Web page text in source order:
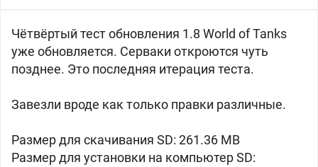
Чётвёртый тест обновления 1.8 World of Tanks
уже обновляется. Серваки откроются чуть
позднее. Это последняя итерация теста.
Завезли вроде как только правки различные.
Размер для скачивания SD: 261.36 MB
Размер для установки на компьютер SD: